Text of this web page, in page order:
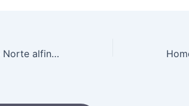
Técnico da Irlanda do Norte alfineta Itália antes de duelo decisivo: “Não têm mais Totti”